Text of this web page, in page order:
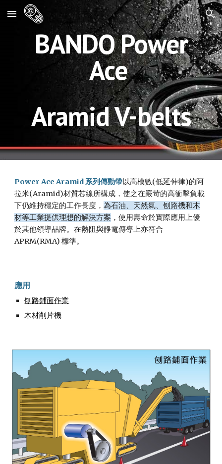
Skip to main content Skip to navigation
BANDO Power
Ace
Aramid V-belts
Power Ace Aramid 系列傳動帶以高模數(低延伸律)的阿
拉米(Aramid)材質芯線所構成，使之在嚴苛的高衝擊負載
下仍維持穩定的工作長度，為石油、天然氣、刨路機和木
材等工業提供理想的解決方案 ，使用壽命於實際應用上優
於其他領導品牌。在熱阻與靜電傳導上亦符合
APRM(RMA) 標準。
應用
刨路鋪面作業
木材削片機